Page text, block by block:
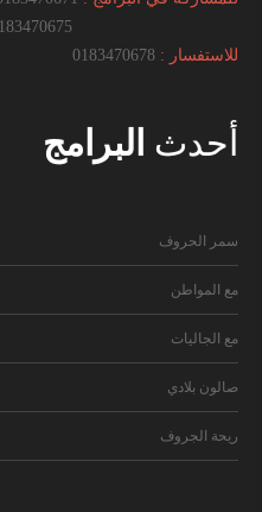
للاستفسار :
أحدث البرامج
سمر الحروف
مع المواطن
مع الجاليات
صالون بلادي
ريحة الجروف